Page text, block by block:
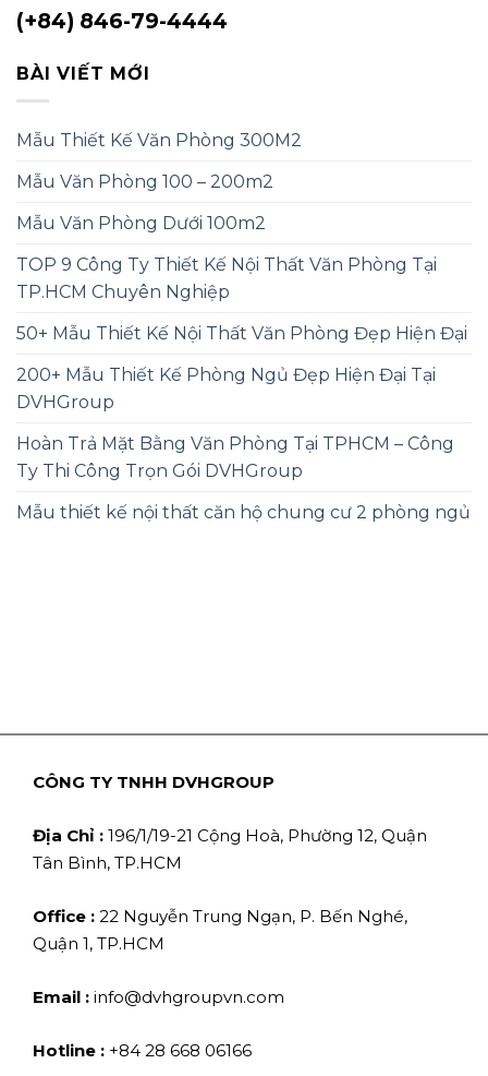
(+84) 846-79-4444
BÀI VIẾT MỚI
Mẫu Thiết Kế Văn Phòng 300M2
Mẫu Văn Phòng 100 – 200m2
Mẫu Văn Phòng Dưới 100m2
TOP 9 Công Ty Thiết Kế Nội Thất Văn Phòng Tại
TP.HCM Chuyên Nghiệp
50+ Mẫu Thiết Kế Nội Thất Văn Phòng Đẹp Hiện Đại
200+ Mẫu Thiết Kế Phòng Ngủ Đẹp Hiện Đại Tại
DVHGroup
Hoàn Trả Mặt Bằng Văn Phòng Tại TPHCM – Công
Ty Thi Công Trọn Gói DVHGroup
Mẫu thiết kế nội thất căn hộ chung cư 2 phòng ngủ
CÔNG TY TNHH DVHGROUP
Địa Chỉ :196/1/19-21 Cộng Hoà, Phường 12, Quận
Tân Bình, TP.HCM
Office :22 Nguyễn Trung Ngạn, P. Bến Nghé,
Quận 1, TP.HCM
Email :info@dvhgroupvn.com
Hotline :+84 28 668 06166